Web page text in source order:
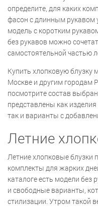
определите, для каких
фасон с длинным рукавом
модель с коротким
без рукавов можно
самостоятельной частью
Купить хлопковую блузку
Москве и другим городам
посмотрите состав
представлены как
так и варианты с
Летние
Летние хлопковые блузки
комплекты для жарких
каталоге есть модели без
и свободные варианты,
стилизации. Утром такой